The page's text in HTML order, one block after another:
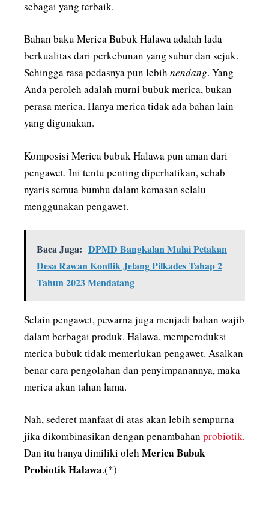
sebagai yang terbaik.
Bahan baku Merica Bubuk Halawa adalah lada
berkualitas dari perkebunan yang subur dan sejuk.
Sehingga rasa pedasnya pun lebih nendang. Yang
Anda peroleh adalah murni bubuk merica, bukan
perasa merica. Hanya merica tidak ada bahan lain
yang digunakan.
Komposisi Merica bubuk Halawa pun aman dari
pengawet. Ini tentu penting diperhatikan, sebab
nyaris semua bumbu dalam kemasan selalu
menggunakan pengawet.
Baca Juga: DPMD Bangkalan Mulai Petakan
Desa Rawan Konflik Jelang Pilkades Tahap 2
Tahun 2023 Mendatang
Selain pengawet, pewarna juga menjadi bahan wajib
dalam berbagai produk. Halawa, memperoduksi
merica bubuk tidak memerlukan pengawet. Asalkan
benar cara pengolahan dan penyimpanannya, maka
merica akan tahan lama.
Nah, sederet manfaat di atas akan lebih sempurna
jika dikombinasikan dengan penambahan probiotik.
Dan itu hanya dimiliki oleh Merica Bubuk
Probiotik Halawa.(*)